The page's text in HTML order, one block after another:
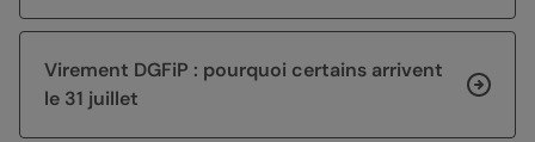
Virement DGFiP : pourquoi certains arrivent
le 31 juillet